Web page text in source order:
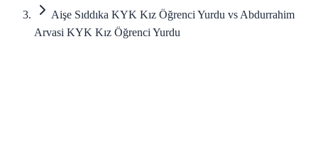
Aişe Sıddıka KYK Kız Öğrenci Yurdu vs Abdurrahim
Arvasi KYK Kız Öğrenci Yurdu